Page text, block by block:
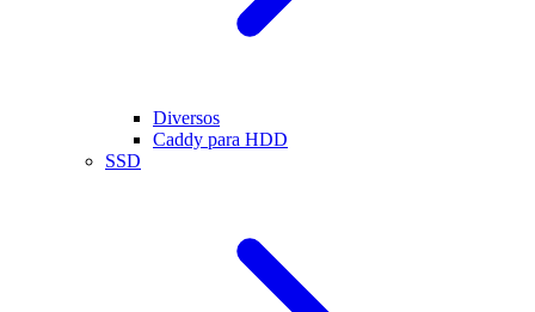
Diversos
Caddy para HDD
SSD